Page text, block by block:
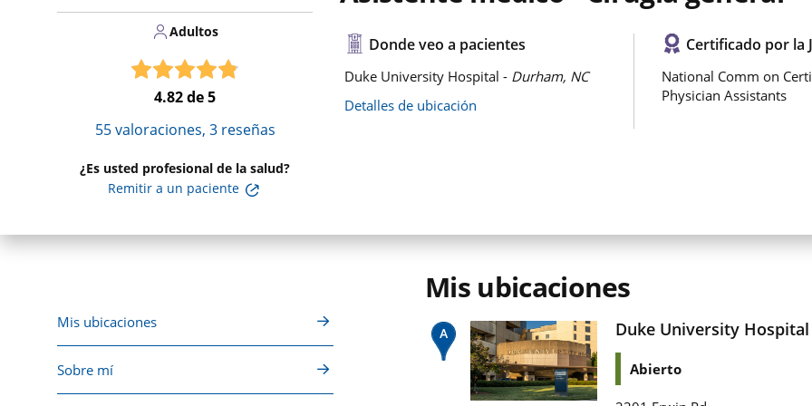
Adultos
4.82de 5
55valoraciones, 3reseñas
¿Es usted profesional de la salud?
Remitir a un paciente
Donde veo a pacientes
Duke University Hospital - Durham, NC
Detalles de ubicación
Certificado por la
National Comm on
Physician Assistants
Mis ubicaciones
Sobre mí
Mis ubicaciones
Duke University Hospital
Abierto